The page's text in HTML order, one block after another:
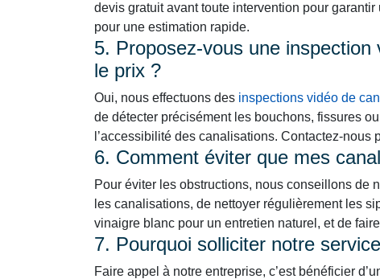
devis gratuit avant toute intervention pour
pour une estimation rapide.
5. Proposez-vous une
le prix ?
Oui, nous effectuons des inspections vidéo de
de détecter précisément les bouchons, fissures
l’accessibilité des canalisations. Contactez-nous
6. Comment éviter que mes
Pour éviter les obstructions, nous conseillons de
les canalisations, de nettoyer régulièrement les
vinaigre blanc pour un entretien naturel, et de
7. Pourquoi solliciter notre
Faire appel à notre entreprise, c’est bénéficier